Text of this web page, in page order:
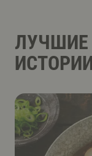
ЛУЧШИЕ